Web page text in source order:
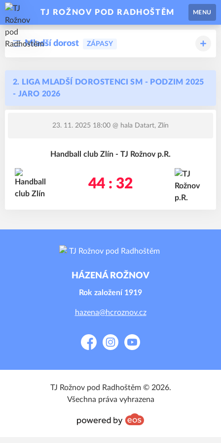
TJ ROŽNOV POD RADHOŠTĚM MENU
Mladší dorost ZÁPASY
2. LIGA MLADŠÍ DOROSTENCI SM - PODZIM 2025
- JARO 2026
23. 11. 2025 18:00 @ hala Datart, Zlín
Handball club Zlín - TJ Rožnov p.R.
44 : 32
HÁZENÁ ROŽNOV
Rok založení 1919
hazena@hcroznov.cz
FacebookInstagramYouTube
TJ Rožnov pod Radhoštěm © 2026.
Všechna práva vyhrazena